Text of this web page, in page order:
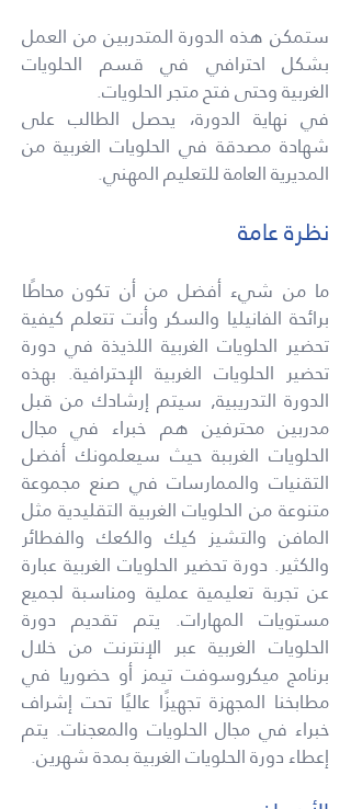
ستمكن هذه الدورة المتدربين من العمل
بشكل احترافي في قسم الحلويات
الغربية وحتى فتح متجر الحلويات.
في نهاية الدورة، يحصل الطالب على
شهادة مصدقة في الحلويات الغربية من
المديرية العامة للتعليم المهني.
نظرة عامة
ما من شيء أفضل من أن تكون محاطًا
برائحة الفانيليا والسكر وأنت تتعلم كيفية
تحضير الحلويات الغربية اللذيذة في دورة
تحضير الحلويات الغربية الإحترافية. بهذه
الدورة التدريبية, سيتم إرشادك من قبل
مدربين محترفين هم خبراء في مجال
الحلويات الغرببة حيث سيعلمونك أفضل
التقنيات والممارسات في صنع مجموعة
متنوعة من الحلويات الغربية التقليدية مثل
المافن والتشيز كيك والكعك والفطائر
والكثير. دورة تحضير الحلويات الغربية عبارة
عن تجربة تعليمية عملية ومناسبة لجميع
مستويات المهارات. يتم تقديم دورة
الحلويات الغربية عبر الإنترنت من خلال
برنامج ميكروسوفت تيمز أو حضوريا في
مطابخنا المجهزة تجهيزًا عاليًا تحت إشراف
خبراء في مجال الحلويات والمعجنات. يتم
إعطاء دورة الحلويات الغربية بمدة شهرين.